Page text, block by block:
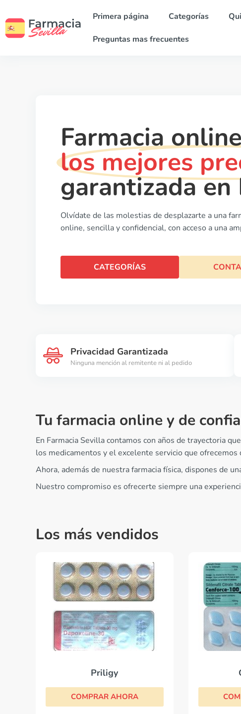
Primera página Categorías
Preguntas mas frecuentes
Farmacia
los mejores
garantizada en
Olvídate de las molestias de desplazarte a una
online, sencilla y confidencial, con acceso a una
CATEGORÍAS
Privacidad Garantizada
Ninguna mención al remitente ni al pedido
Tu farmacia online y de
En Farmacia Sevilla contamos con años de trayectoria
los medicamentos y el excelente servicio que ofrecemos
Ahora, además de nuestra farmacia física, dispones de
Nuestro compromiso es ofrecerte siempre una
Los más vendidos
Priligy
COMPRAR AHORA